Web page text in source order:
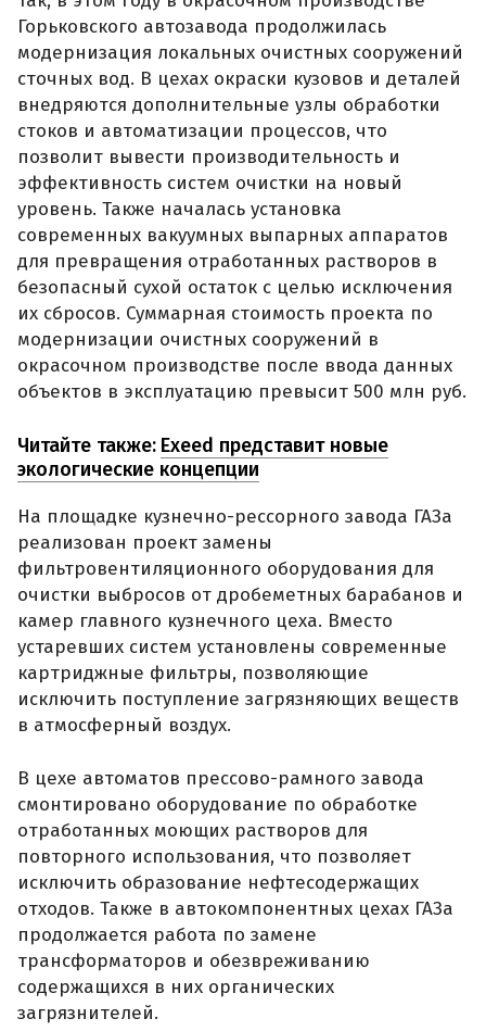
Горьковского автозавода продолжилась
модернизация локальных очистных сооружений
сточных вод. В цехах окраски кузовов и деталей
внедряются дополнительные узлы обработки
стоков и автоматизации процессов, что
позволит вывести производительность и
эффективность систем очистки на новый
уровень. Также началась установка
современных вакуумных выпарных аппаратов
для превращения отработанных растворов в
безопасный сухой остаток с целью исключения
их сбросов. Суммарная стоимость проекта по
модернизации очистных сооружений в
окрасочном производстве после ввода данных
объектов в эксплуатацию превысит 500 млн руб.
Читайте также: Exeed представит новые
экологические концепции
На площадке кузнечно-рессорного завода ГАЗа
реализован проект замены
фильтровентиляционного оборудования для
очистки выбросов от дробеметных барабанов и
камер главного кузнечного цеха. Вместо
устаревших систем установлены современные
картриджные фильтры, позволяющие
исключить поступление загрязняющих веществ
в атмосферный воздух.
В цехе автоматов прессово-рамного завода
смонтировано оборудование по обработке
отработанных моющих растворов для
повторного использования, что позволяет
исключить образование нефтесодержащих
отходов. Также в автокомпонентных цехах ГАЗа
продолжается работа по замене
трансформаторов и обезвреживанию
содержащихся в них органических
загрязнителей.